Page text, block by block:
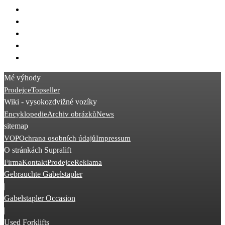
Mé výhody
ProdejceTopseller
Wiki - vysokozdvižné vozíky
EncyklopedieArchiv obrázkůNews
sitemap
VOPOchrana osobních údajůImpressum
O stránkách Supralift
FirmaKontaktProdejceReklama
Gebrauchte Gabelstapler
|
Gabelstapler Occasion
|
Used Forklifts